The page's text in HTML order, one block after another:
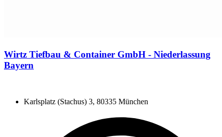
Wirtz Tiefbau & Container GmbH - Niederlassung
Bayern
Karlsplatz (Stachus) 3, 80335 München